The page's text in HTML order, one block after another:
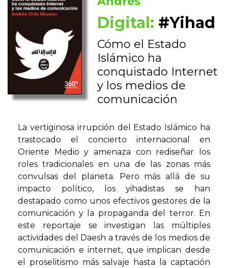
Digital: #Yihad
Cómo el Estado
Islámico ha
conquistado Internet
y los medios de
comunicación
La vertiginosa irrupción del Estado Islámico ha
trastocado el concierto internacional en
Oriente Medio y amenaza con rediseñar los
roles tradicionales en una de las zonas más
convulsas del planeta. Pero más allá de su
impacto político, los yihadistas se han
destapado como unos efectivos gestores de la
comunicación y la propaganda del terror. En
este reportaje se investigan las múltiples
actividades del Daesh a través de los medios de
comunicación e internet, que implican desde
el proselitismo más salvaje hasta la captación